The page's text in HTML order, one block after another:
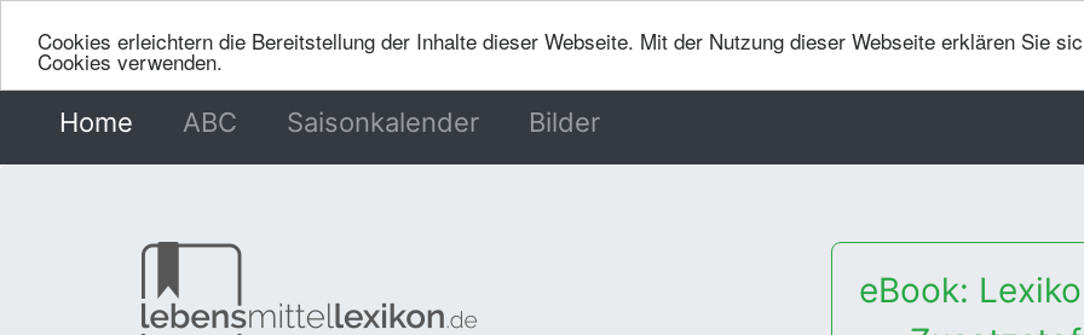
Cookies erleichtern die Bereitstellung der Inhalte dieser Webseite. Mit der Nutzung dieser Webseite erklären Sie
Cookies verwenden.
Home (current)
ABC Saisonkalender Bilder
eBook: